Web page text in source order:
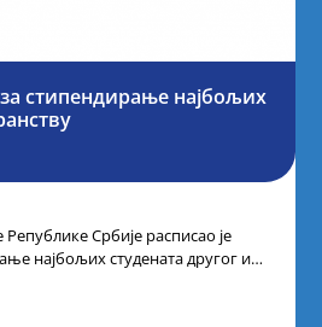
стипендирање најбољих
Србије расписао је
најбољих студената другог и